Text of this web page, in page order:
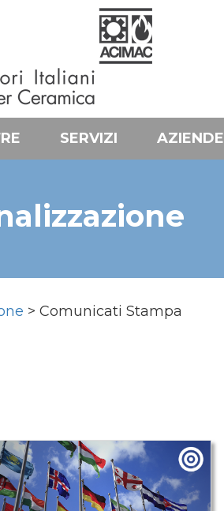
SERVIZI AZIENDE
> Comunicati Stampa